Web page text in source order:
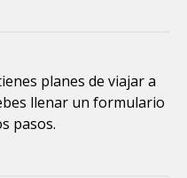
planes de viajar a
llenar un formulario
pasos.